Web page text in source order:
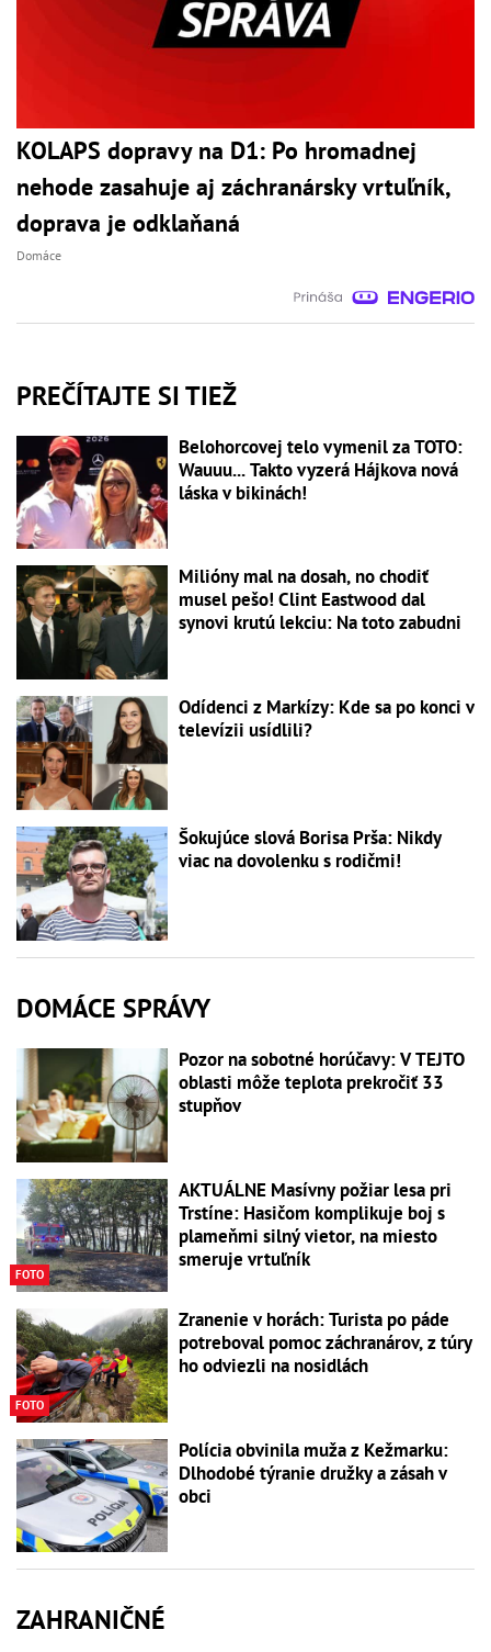
KOLAPS dopravy na D1: Po hromadnej
nehode zasahuje aj záchranársky vrtuľník,
doprava je odklaňaná
Domáce
PREČÍTAJTE SI TIEŽ
Belohorcovej telo vymenil za TOTO:
Wauuu... Takto vyzerá Hájkova nová
láska v bikinách!
Milióny mal na dosah, no chodiť
musel pešo! Clint Eastwood dal
synovi krutú lekciu: Na toto zabudni
Odídenci z Markízy: Kde sa po konci v
televízii usídlili?
Šokujúce slová Borisa Prša: Nikdy
viac na dovolenku s rodičmi!
DOMÁCE SPRÁVY
Pozor na sobotné horúčavy: V TEJTO
oblasti môže teplota prekročiť 33
stupňov
FOTO
AKTUÁLNE Masívny požiar lesa pri
Trstíne: Hasičom komplikuje boj s
plameňmi silný vietor, na miesto
smeruje vrtuľník
FOTO
Zranenie v horách: Turista po páde
potreboval pomoc záchranárov, z túry
ho odviezli na nosidlách
Polícia obvinila muža z Kežmarku:
Dlhodobé týranie družky a zásah v
obci
ZAHRANIČNÉ